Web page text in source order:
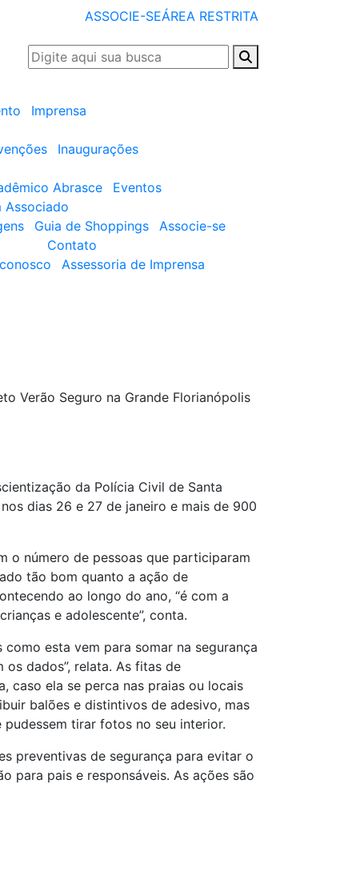
ASSOCIE-SEÁREA RESTRITA
Imprensa
Inaugurações
Abrasce
Eventos
Associado
Guia de Shoppings
Associe-se
Contato
Assessoria de Imprensa
Verão Seguro na Grande Florianópolis
da Polícia Civil de Santa
dias 26 e 27 de janeiro e mais de 900
o número de pessoas que participaram
tão bom quanto a ação de
ao longo do ano, “é com a
e adolescente”, conta.
esta vem para somar na segurança
dados”, relata. As fitas de
caso ela se perca nas praias ou locais
balões e distintivos de adesivo, mas
tirar fotos no seu interior.
preventivas de segurança para evitar o
para pais e responsáveis. As ações são